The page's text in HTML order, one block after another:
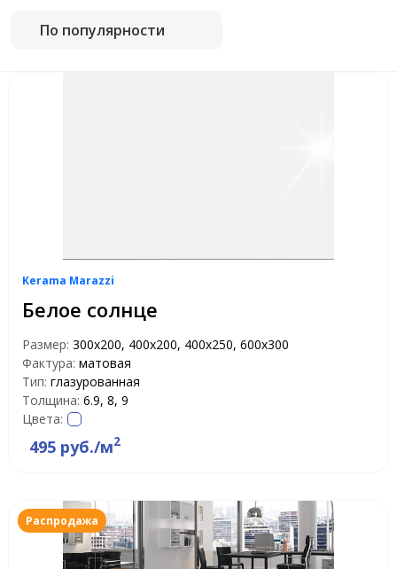
По популярности
Kerama Marazzi
Белое солнце
Размер: 300х200, 400х200, 400х250, 600х300
Фактура: матовая
Тип: глазурованная
Толщина: 6.9, 8, 9
Цвета:
495 руб./м2
Распродажа